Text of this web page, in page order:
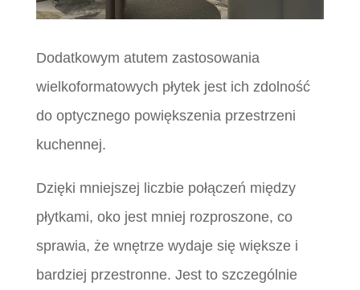
Dodatkowym atutem zastosowania
wielkoformatowych płytek jest ich zdolność
do optycznego powiększenia przestrzeni
kuchennej.
Dzięki mniejszej liczbie połączeń między
płytkami, oko jest mniej rozproszone, co
sprawia, że wnętrze wydaje się większe i
bardziej przestronne. Jest to szczególnie